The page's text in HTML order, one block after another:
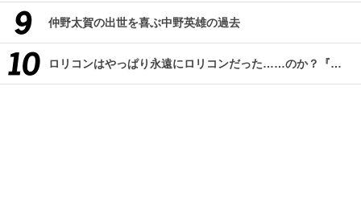
仲野太賀の出世を喜ぶ中野英雄の過去
ロリコンはやっぱり永遠にロリコンだった……のか？『改訂版 ロリコン大全集』